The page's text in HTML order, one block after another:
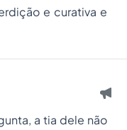
e curativa e
a tia dele não